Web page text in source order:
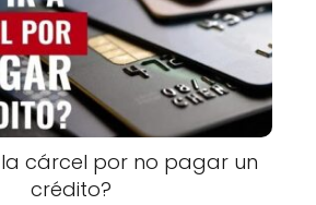
cárcel por no pagar un
crédito?